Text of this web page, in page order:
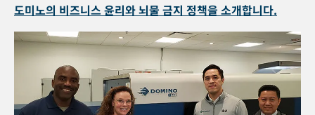
도미노의 비즈니스 윤리와 뇌물 금지 정책을 소개합니다.